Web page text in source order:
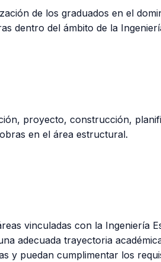
de los graduados en el
dentro del ámbito de la
proyecto, construcción,
en el área estructural.
vinculadas con la
adecuada trayectoria
y puedan cumplimentar los